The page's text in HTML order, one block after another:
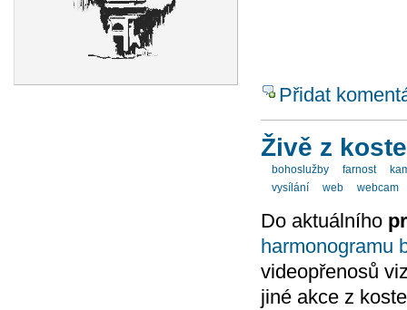
Přidat
Živě z
bohoslužby farnost
vysílání
web webcam
Do aktuálního
harmonogramu
videopřenosů
jiné akce z